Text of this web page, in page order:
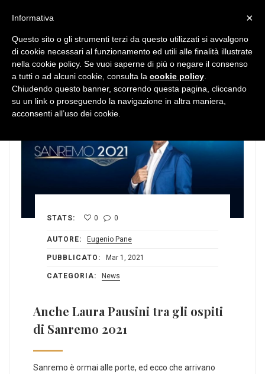
STATS: 0 0
AUTORE: Eugenio Pane
PUBBLICATO: Mar 1, 2021
CATEGORIA: News
Anche Laura Pausini tra gli ospiti
di Sanremo 2021
Sanremo è ormai alle porte, ed ecco che arrivano
×
Informativa
Questo sito o gli strumenti terzi da questo utilizzati si avvalgono
di cookie necessari al funzionamento ed utili alle finalità illustrate
nella cookie policy. Se vuoi saperne di più o negare il consenso
a tutti o ad alcuni cookie, consulta la cookie policy
Chiudendo questo banner, scorrendo questa pagina, cliccando
su un link o proseguendo la navigazione in altra maniera,
acconsenti all’uso dei cookie.